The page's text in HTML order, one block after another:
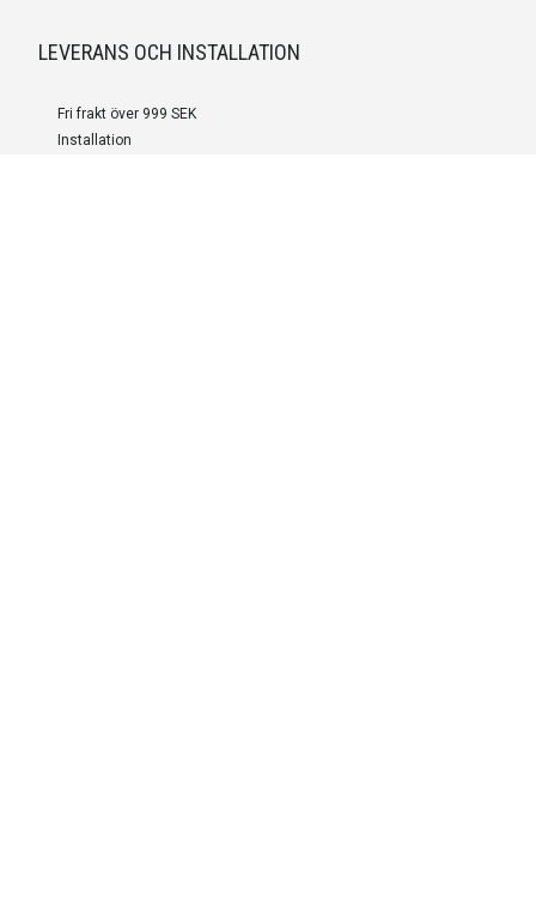
LEVERANS OCH INSTALLATION
Fri frakt över 999 SEK
Installation